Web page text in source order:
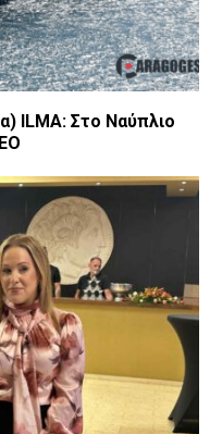
ILMA: Στο Ναύπλιο